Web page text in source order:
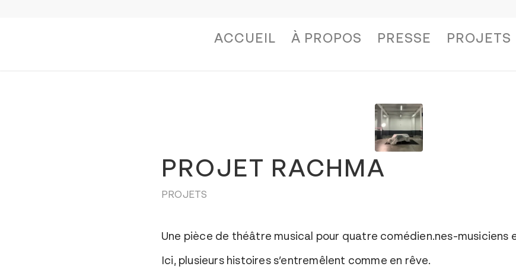
ACCUEIL À PROPOS PRESSE PROJETS
PROJET RACHMA
PROJETS
Une pièce de théâtre musical pour quatre comédien.nes-musiciens
Ici, plusieurs histoires s’entremêlent comme en rêve.